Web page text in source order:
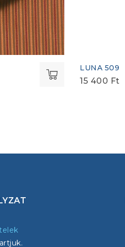
LUNA 509
15 400 Ft